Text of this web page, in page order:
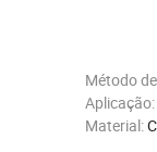
Método
Aplicação:
Material: